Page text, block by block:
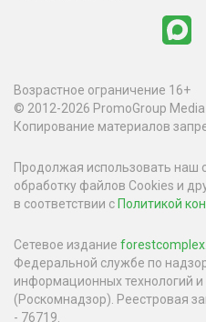
Возрастное ограничение 16+
© 2012-2026 PromoGroup Media
Копирование материалов
Продолжая использовать наш
обработку файлов Cookies и
в соответствии с Политикой
Сетевое издание
Федеральной службе по
информационных технологий
(Роскомнадзор). Реестровая
- 76719.